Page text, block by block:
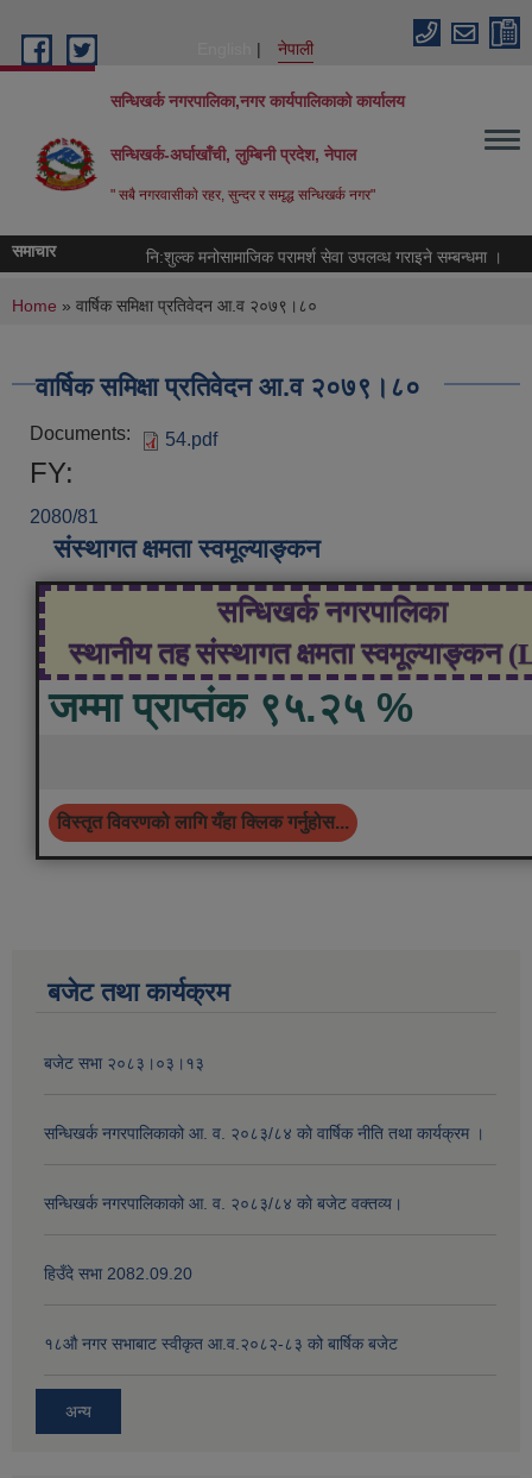
नेपाली
सन्धिखर्क नगरपालिका,नगर कार्यपालिकाको कार्यालय
सन्धिखर्क-अर्घाखाँची, लुम्बिनी प्रदेश, नेपाल
" सबै नगरवासीकाे रहर, सुन्दर र समृद्ध सन्धिखर्क नगर"
समाचार नि:शुल्क मनोसामाजिक परामर्श सेवा उपलव्ध गराइने सम्बन्धमा ।
You are here
Home » वार्षिक समिक्षा प्रतिवेदन आ.व २०७९।८०
वार्षिक समिक्षा प्रतिवेदन आ.व २०७९।८०
Documents: 54.pdf
FY:
2080/81
संस्थागत क्षमता स्वमूल्याङ्कन
सन्धिखर्क नगरपालिका
स्थानीय तह संस्थागत क्षमता स्वमूल्याङ्कन
जम्मा प्राप्तंक ९५.२५ %
विस्तृत विवरणको लागि यँहा क्लिक गर्नुहोस...
बजेट तथा कार्यक्रम
बजेट सभा २०८३।०३।१३
सन्धिखर्क नगरपालिकाको आ. व. २०८३/८४ काे वार्षिक नीति तथा कार्यक्रम ।
सन्धिखर्क नगरपालिकाको आ. व. २०८३/८४ काे बजेट वक्तव्य।
हिउँदे सभा 2082.09.20
१८‍औ नगर सभाबाट स्वीकृत आ.व.२०८२-८३ को बार्षिक बजेट
अन्य